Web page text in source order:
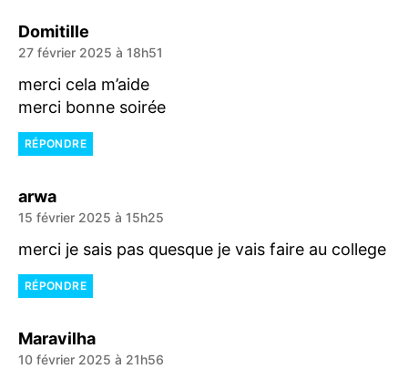
Domitille
27 février 2025 à 18h51
merci cela m’aide
merci bonne soirée
RÉPONDRE
arwadit :
15 février 2025 à 15h25
merci je sais pas quesque je vais faire au college
RÉPONDRE
Maravilhadit :
10 février 2025 à 21h56